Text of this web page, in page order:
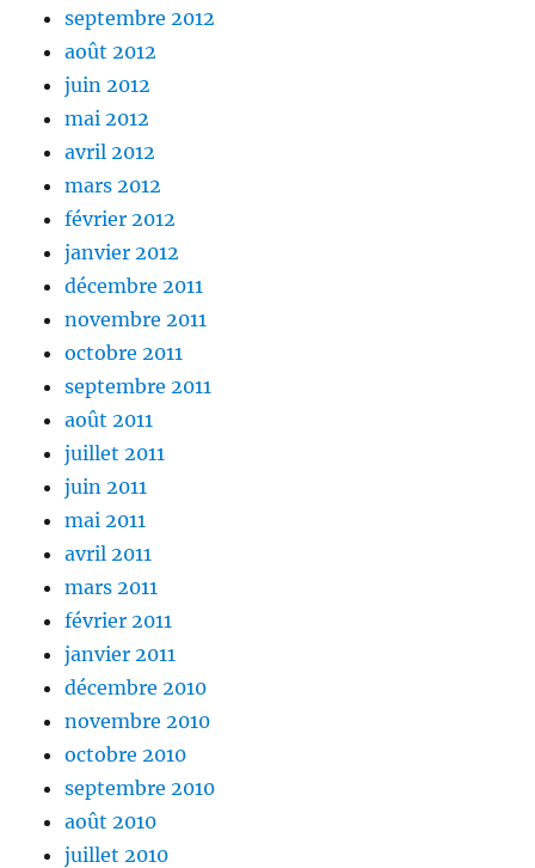
septembre 2012
août 2012
juin 2012
mai 2012
avril 2012
mars 2012
février 2012
janvier 2012
décembre 2011
novembre 2011
octobre 2011
septembre 2011
août 2011
juillet 2011
juin 2011
mai 2011
avril 2011
mars 2011
février 2011
janvier 2011
décembre 2010
novembre 2010
octobre 2010
septembre 2010
août 2010
juillet 2010